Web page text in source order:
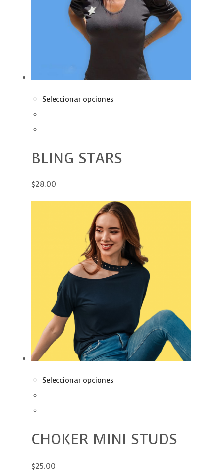
Seleccionar opciones
BLING STARS
$28.00
Seleccionar opciones
CHOKER MINI STUDS
$25.00